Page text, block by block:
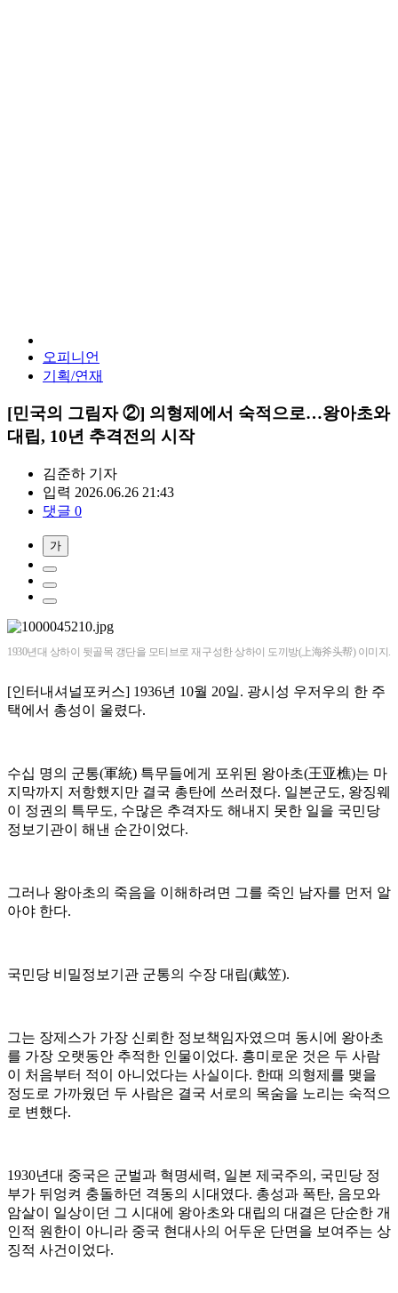
오피니언
기획/연재
[민국의 그림자 ②] 의형제에서 숙적으로…왕아초와
대립, 10년 추격전의 시작
김준하 기자
입력 2026.06.26 21:43
댓글 0
가
1930년대 상하이 뒷골목 갱단을 모티브로 재구성한 상하이 도끼방(上海斧头帮) 이미지.
[인터내셔널포커스] 1936년 10월 20일. 광시성 우저우의 한 주
택에서 총성이 울렸다.
수십 명의 군통(軍統) 특무들에게 포위된 왕아초(王亚樵)는 마
지막까지 저항했지만 결국 총탄에 쓰러졌다. 일본군도, 왕징웨
이 정권의 특무도, 수많은 추격자도 해내지 못한 일을 국민당
정보기관이 해낸 순간이었다.
그러나 왕아초의 죽음을 이해하려면 그를 죽인 남자를 먼저 알
아야 한다.
국민당 비밀정보기관 군통의 수장 대립(戴笠).
그는 장제스가 가장 신뢰한 정보책임자였으며 동시에 왕아초
를 가장 오랫동안 추적한 인물이었다. 흥미로운 것은 두 사람
이 처음부터 적이 아니었다는 사실이다. 한때 의형제를 맺을
정도로 가까웠던 두 사람은 결국 서로의 목숨을 노리는 숙적으
로 변했다.
1930년대 중국은 군벌과 혁명세력, 일본 제국주의, 국민당 정
부가 뒤엉켜 충돌하던 격동의 시대였다. 총성과 폭탄, 음모와
암살이 일상이던 그 시대에 왕아초와 대립의 대결은 단순한 개
인적 원한이 아니라 중국 현대사의 어두운 단면을 보여주는 상
징적 사건이었다.